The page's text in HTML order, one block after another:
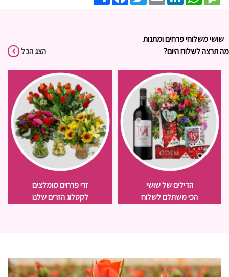
שושי משלוחי פרחים ומתנות
מה תרצה לשלוח היום?
הצג הכל
הדילים של שושי
הכי משתלם לשלוח
זרי פרחים מומלצים
לקטלוג הזרים שלנו